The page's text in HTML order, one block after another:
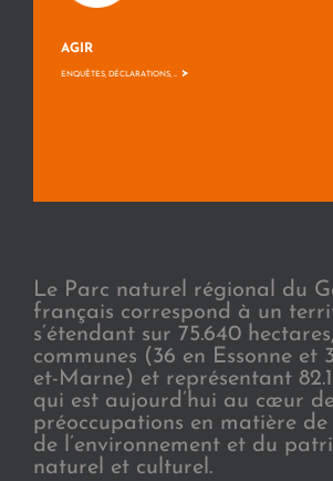
AGIR
ENQUÊTES, DÉCLARATIONS, ... >
Le Parc naturel régional du
français correspond à un
s’étendant sur 75.640
communes (36 en Essonne et
et-Marne) et représentant
qui est aujourd’hui au cœur
préoccupations en matière
de l’environnement et du
naturel et culturel.